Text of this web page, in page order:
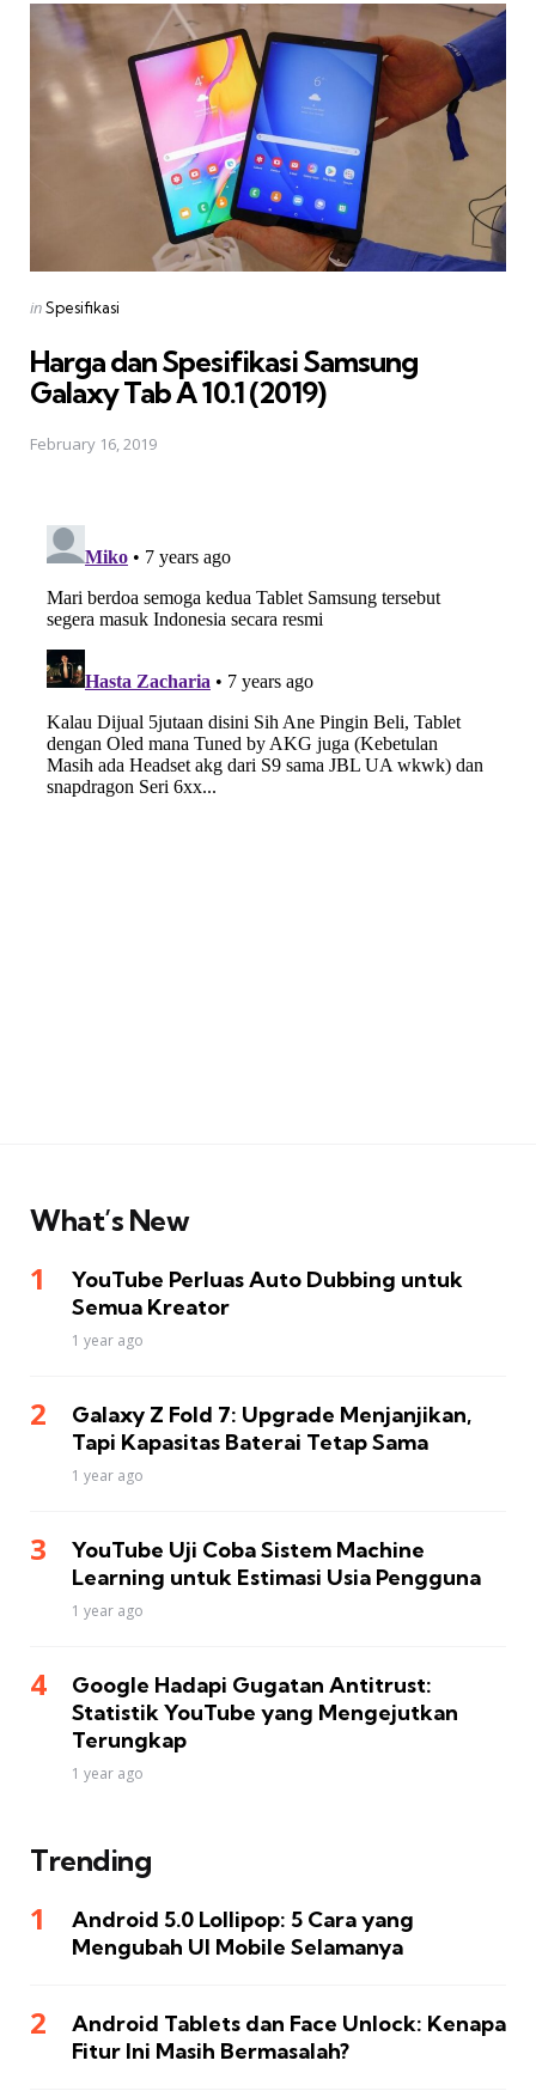
Posted
inSpesifikasi
Harga dan Spesifikasi Samsung
Galaxy Tab A 10.1 (2019)
February 16, 2019
What’s New
YouTube Perluas Auto Dubbing untuk
Semua Kreator
1 year ago
Galaxy Z Fold 7: Upgrade Menjanjikan,
Tapi Kapasitas Baterai Tetap Sama
1 year ago
YouTube Uji Coba Sistem Machine
Learning untuk Estimasi Usia Pengguna
1 year ago
Google Hadapi Gugatan Antitrust:
Statistik YouTube yang Mengejutkan
Terungkap
1 year ago
Trending
Android 5.0 Lollipop: 5 Cara yang
Mengubah UI Mobile Selamanya
Android Tablets dan Face Unlock: Kenapa
Fitur Ini Masih Bermasalah?